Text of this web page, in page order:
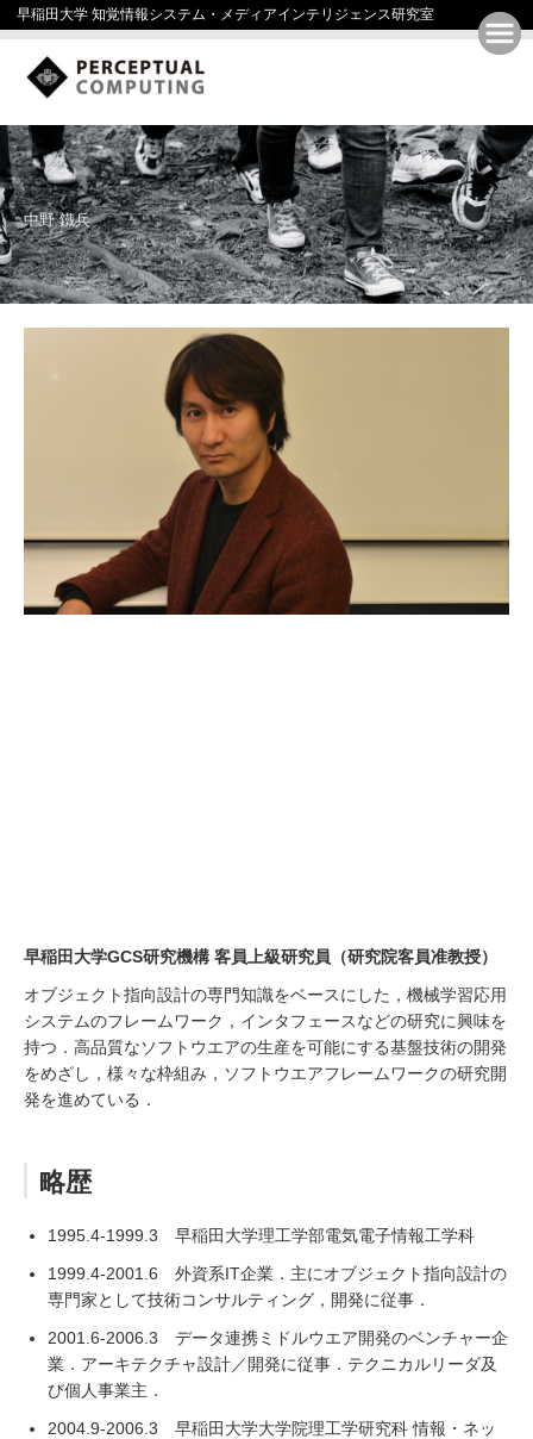
早稲田大学 知覚情報システム・メディアインテリジェンス研究室
中野 鐵兵
早稲田大学GCS研究機構 客員上級研究員（研究院客員准教授）
オブジェクト指向設計の専門知識をベースにした，機械学習応用
システムのフレームワーク，インタフェースなどの研究に興味を
持つ．高品質なソフトウエアの生産を可能にする基盤技術の開発
をめざし，様々な枠組み，ソフトウエアフレームワークの研究開
発を進めている．
略歴
1995.4-1999.3 早稲田大学理工学部電気電子情報工学科
1999.4-2001.6 外資系IT企業．主にオブジェクト指向設計の
専門家として技術コンサルティング，開発に従事．
2001.6-2006.3 データ連携ミドルウエア開発のベンチャー企
業．アーキテクチャ設計／開発に従事．テクニカルリーダ及
び個人事業主．
2004.9-2006.3 早稲田大学大学院理工学研究科 情報・ネッ